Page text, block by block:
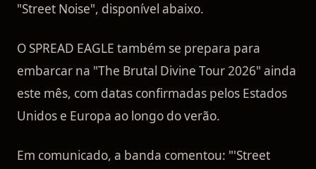
"Street Noise", disponível abaixo.
O SPREAD EAGLE também se prepara para
embarcar na "The Brutal Divine Tour 2026" ainda
este mês, com datas confirmadas pelos Estados
Unidos e Europa ao longo do verão.
Em comunicado, a banda comentou: "'Street